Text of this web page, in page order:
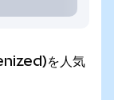
を人気